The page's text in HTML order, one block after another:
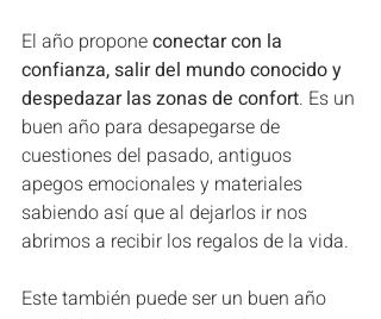
El año propone conectar con la
confianza, salir del mundo conocido y
despedazar las zonas de confort. Es un
buen año para desapegarse de
cuestiones del pasado, antiguos
apegos emocionales y materiales
sabiendo así que al dejarlos ir nos
abrimos a recibir los regalos de la vida.
Este también puede ser un buen año